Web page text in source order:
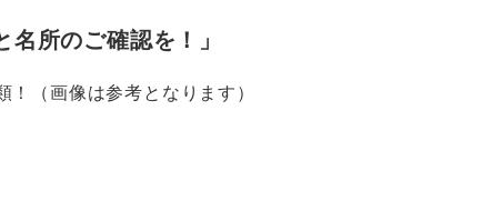
所のご確認を！」
（画像は参考となります）